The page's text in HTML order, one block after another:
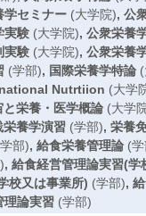
学セミナー(大学院), 公
実験(大学院), 公衆栄養
実験(大学院), 公衆栄養
(学部), 国際栄養学特論(
Nutrtiion (大学
と栄養・医学概論(大学
栄養学演習(学部), 栄養
部), 給食栄養管理論(学
, 給食経営管理論実習(学
校又は事業所) (学部),
理論実習(学部)